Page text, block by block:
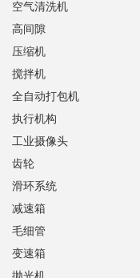
空气清洗机
高间隙
压缩机
搅拌机
全自动打包机
执行机构
工业摄像头
齿轮
滑环系统
减速箱
毛细管
变速箱